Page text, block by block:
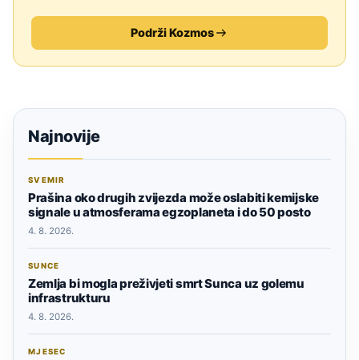
Podrži Kozmos
Najnovije
SVEMIR
Prašina oko drugih zvijezda može oslabiti kemijske
signale u atmosferama egzoplaneta i do 50 posto
4. 8. 2026.
SUNCE
Zemlja bi mogla preživjeti smrt Sunca uz golemu
infrastrukturu
4. 8. 2026.
MJESEC